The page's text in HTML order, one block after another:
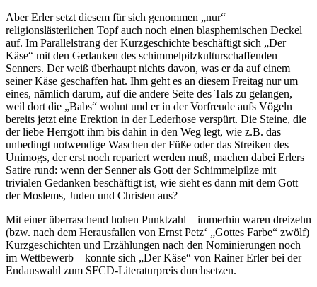
Aber Erler setzt diesem für sich genommen „nur“
religionslästerlichen Topf auch noch einen blasphemischen Deckel
auf. Im Parallelstrang der Kurzgeschichte beschäftigt sich „Der
Käse“ mit den Gedanken des schimmelpilzkulturschaffenden
Senners. Der weiß überhaupt nichts davon, was er da auf einem
seiner Käse geschaffen hat. Ihm geht es an diesem Freitag nur um
eines, nämlich darum, auf die andere Seite des Tals zu gelangen,
weil dort die „Babs“ wohnt und er in der Vorfreude aufs Vögeln
bereits jetzt eine Erektion in der Lederhose verspürt. Die Steine, die
der liebe Herrgott ihm bis dahin in den Weg legt, wie z.B. das
unbedingt notwendige Waschen der Füße oder das Streiken des
Unimogs, der erst noch repariert werden muß, machen dabei Erlers
Satire rund: wenn der Senner als Gott der Schimmelpilze mit
trivialen Gedanken beschäftigt ist, wie sieht es dann mit dem Gott
der Moslems, Juden und Christen aus?
Mit einer überraschend hohen Punktzahl – immerhin waren dreizehn
(bzw. nach dem Herausfallen von Ernst Petz‘ „Gottes Farbe“ zwölf)
Kurzgeschichten und Erzählungen nach den Nominierungen noch
im Wettbewerb – konnte sich „Der Käse“ von Rainer Erler bei der
Endauswahl zum SFCD-Literaturpreis durchsetzen.